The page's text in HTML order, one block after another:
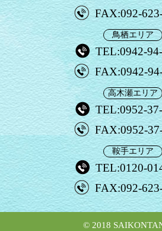
FAX:092-
鳥栖エリア
TEL:0942-
FAX:0942-
高木瀬エリア
TEL:0952-
FAX:0952-
鞍手エリア
TEL:0120-
FAX:092-
© 2018